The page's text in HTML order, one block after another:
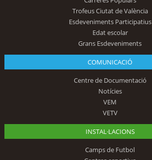
Trofeus Ciutat de València
Esdeveniments Participatius
Edat escolar
Grans Esdeveniments
COMUNICACIÓ
Centre de Documentació
Notícies
VEM
VETV
INSTAL·LACIONS
Camps de Futbol